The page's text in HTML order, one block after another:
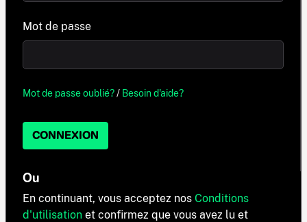
Mot de passe
Mot de passe oublié?/ Besoin d'aide?
CONNEXION
Ou
En continuant, vous acceptez nos Conditions
d'utilisation et confirmez que vous avez lu et